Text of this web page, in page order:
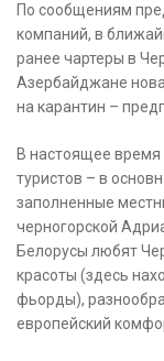
По сообщениям
компаний, в
ранее чартеры в
Азербайджане
на карантин –
В настоящее время
туристов – в
заполненные
черногорской
Белорусы любят
красоты (здесь
фьорды),
европейский